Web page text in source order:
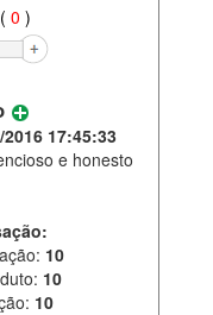
( 0 )
2016 17:45:33
e honesto
10
10
10